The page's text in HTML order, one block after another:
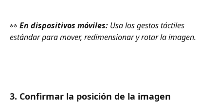
👀 En dispositivos móviles: Usa los gestos táctiles
estándar para mover, redimensionar y rotar la imagen.
3. Confirmar la posición de la imagen